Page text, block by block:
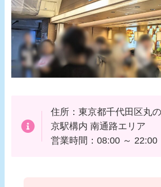
住所：東京都千代田区丸
京駅構内 南通路エリア
営業時間：08:00 ～ 22:00